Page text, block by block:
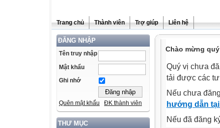
Trang chủ Thành viên Trợ giúp Liên hệ
ĐĂNG NHẬP
Tên truy nhập
Mật khẩu
Ghi nhớ
Quên mật khẩu ĐK thành viên
THƯ MỤC
Chào mừng
Quý vị chưa
tải được các
Nếu chưa
hướng dẫn
Nếu đã đăng